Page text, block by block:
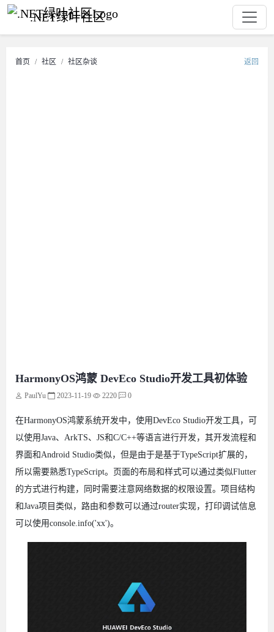
.NET绿叶社区
首页 社区 社区杂谈 返回
HarmonyOS鸿蒙 DevEco Studio开发工具初体验
PaulYu 2023-11-19 2220 0
在HarmonyOS鸿蒙系统开发中，使用DevEco Studio开发工具，可
以使用Java、ArkTS、JS和C/C++等语言进行开发，其开发流程和
界面和Android Studio类似，但是由于是基于TypeScript扩展的，
所以需要熟悉TypeScript。页面的布局和样式可以通过类似Flutter
的方式进行构建，同时需要注意网络数据的权限设置。项目结构
和Java项目类似，路由和参数可以通过router实现，打印调试信息
可以使用console.info('xx')。